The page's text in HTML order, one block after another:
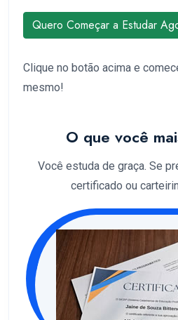
Quero Começar a Estudar
Clique no botão acima e
mesmo!
O que você
Você estuda de graça. Se
certificado ou